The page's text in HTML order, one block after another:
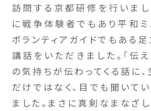
訪問する京都研修を行いまし
に戦争体験者でもあり平和ミ
ボランティアガイドでもある
講話をいただきました。「伝
の気持ちが伝わってくる話に
だけではなく、目でも聞いて
ました。まさに真剣なまなざ